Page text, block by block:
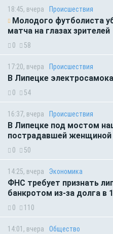
18:45, вчера Происшествия
Молодого футболиста
матча на глазах зрителей
0 58
17:20, вчера Происшествия
В Липецке
0 54
16:37, вчера Происшествия
В Липецке под мостом
пострадавшей женщиной
0 50
14:25, вчера Экономика
ФНС требует признать
банкротом из-за долга в
0 110
14:01, вчера Общество